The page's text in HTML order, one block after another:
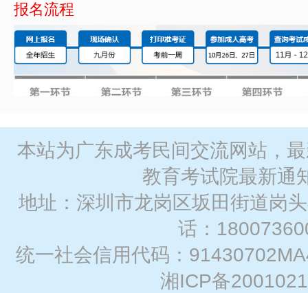
报名流程
本站为广东成考民间交流网站，
教育考试院最新通
地址：深圳市龙岗区坂田街道岗
话：
统一社会信用代码：
湘ICP备